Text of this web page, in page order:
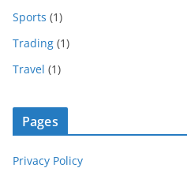
Sports (1)
Trading (1)
Travel (1)
Pages
Privacy Policy